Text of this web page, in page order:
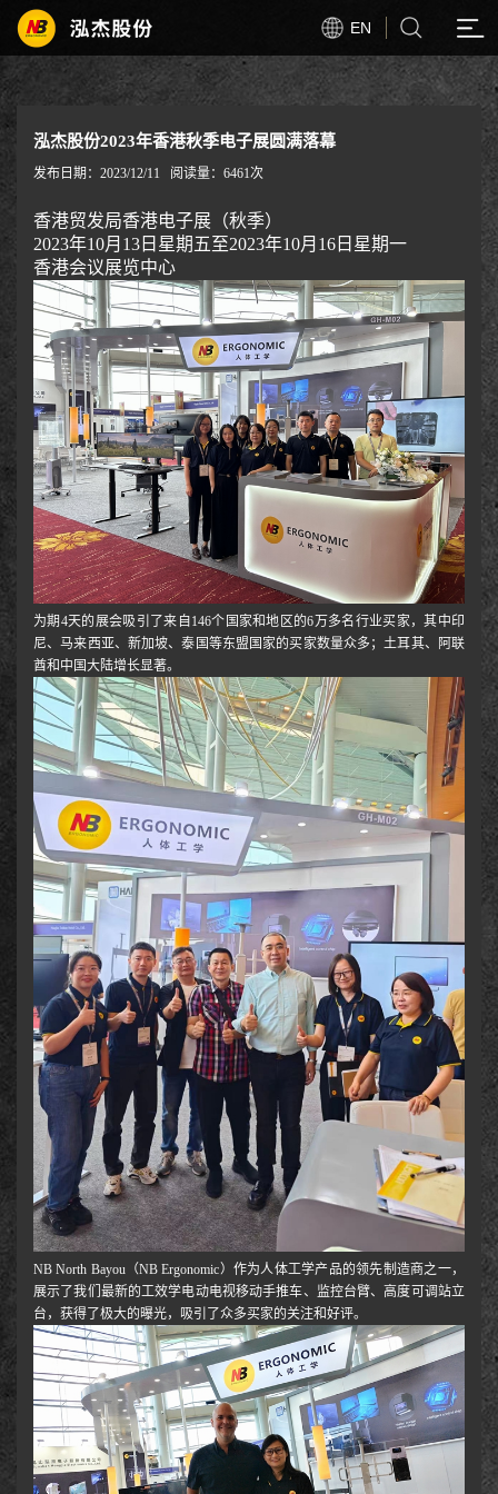
EN
泓杰股份2023年香港秋季电子展圆满落幕
发布日期：2023/12/11 阅读量：6461次
香港贸发局香港电子展（秋季）
2023年10月13日星期五至2023年10月16日星期一
香港会议展览中心
为期4天的展会吸引了来自146个国家和地区的6万多名行业买家，其中印
尼、马来西亚、新加坡、泰国等东盟国家的买家数量众多；土耳其、阿联
酋和中国大陆增长显著。
NB North Bayou（NB Ergonomic）作为人体工学产品的领先制造商之一，
展示了我们最新的工效学电动电视移动手推车、监控台臂、高度可调站立
台，获得了极大的曝光，吸引了众多买家的关注和好评。